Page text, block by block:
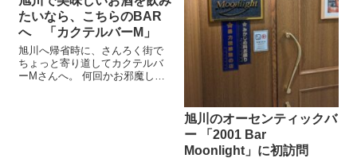
たいなら、こちらのBAR
へ 「カクテルバーM」
旭川へ帰省時に、さんろく街で
ちょっと寄り道してカクテルバ
ーMさんへ。 何回かお邪魔して
旭川のオーセンティックバ
ー 「2001 Bar
Moonlight」に初訪問